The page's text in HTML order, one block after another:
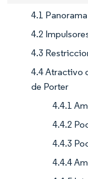
4.1
4.2
4.3
4.4 Atractivo
de Porter
4.4.1
4.4.2
4.4.3
4.4.4